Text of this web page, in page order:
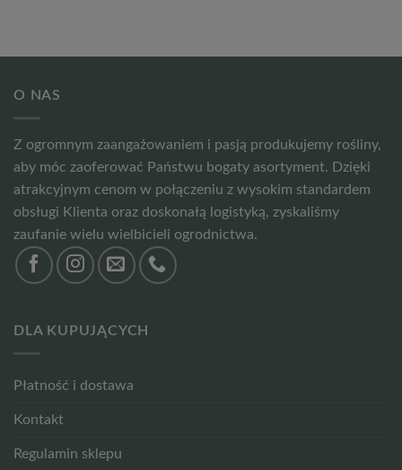
O NAS
Z ogromnym zaangażowaniem i pasją produkujemy rośliny,
aby móc zaoferować Państwu bogaty asortyment. Dzięki
atrakcyjnym cenom w połączeniu z wysokim standardem
obsługi Klienta oraz doskonałą logistyką, zyskaliśmy
zaufanie wielu wielbicieli ogrodnictwa.
DLA KUPUJĄCYCH
Płatność i dostawa
Kontakt
Regulamin sklepu